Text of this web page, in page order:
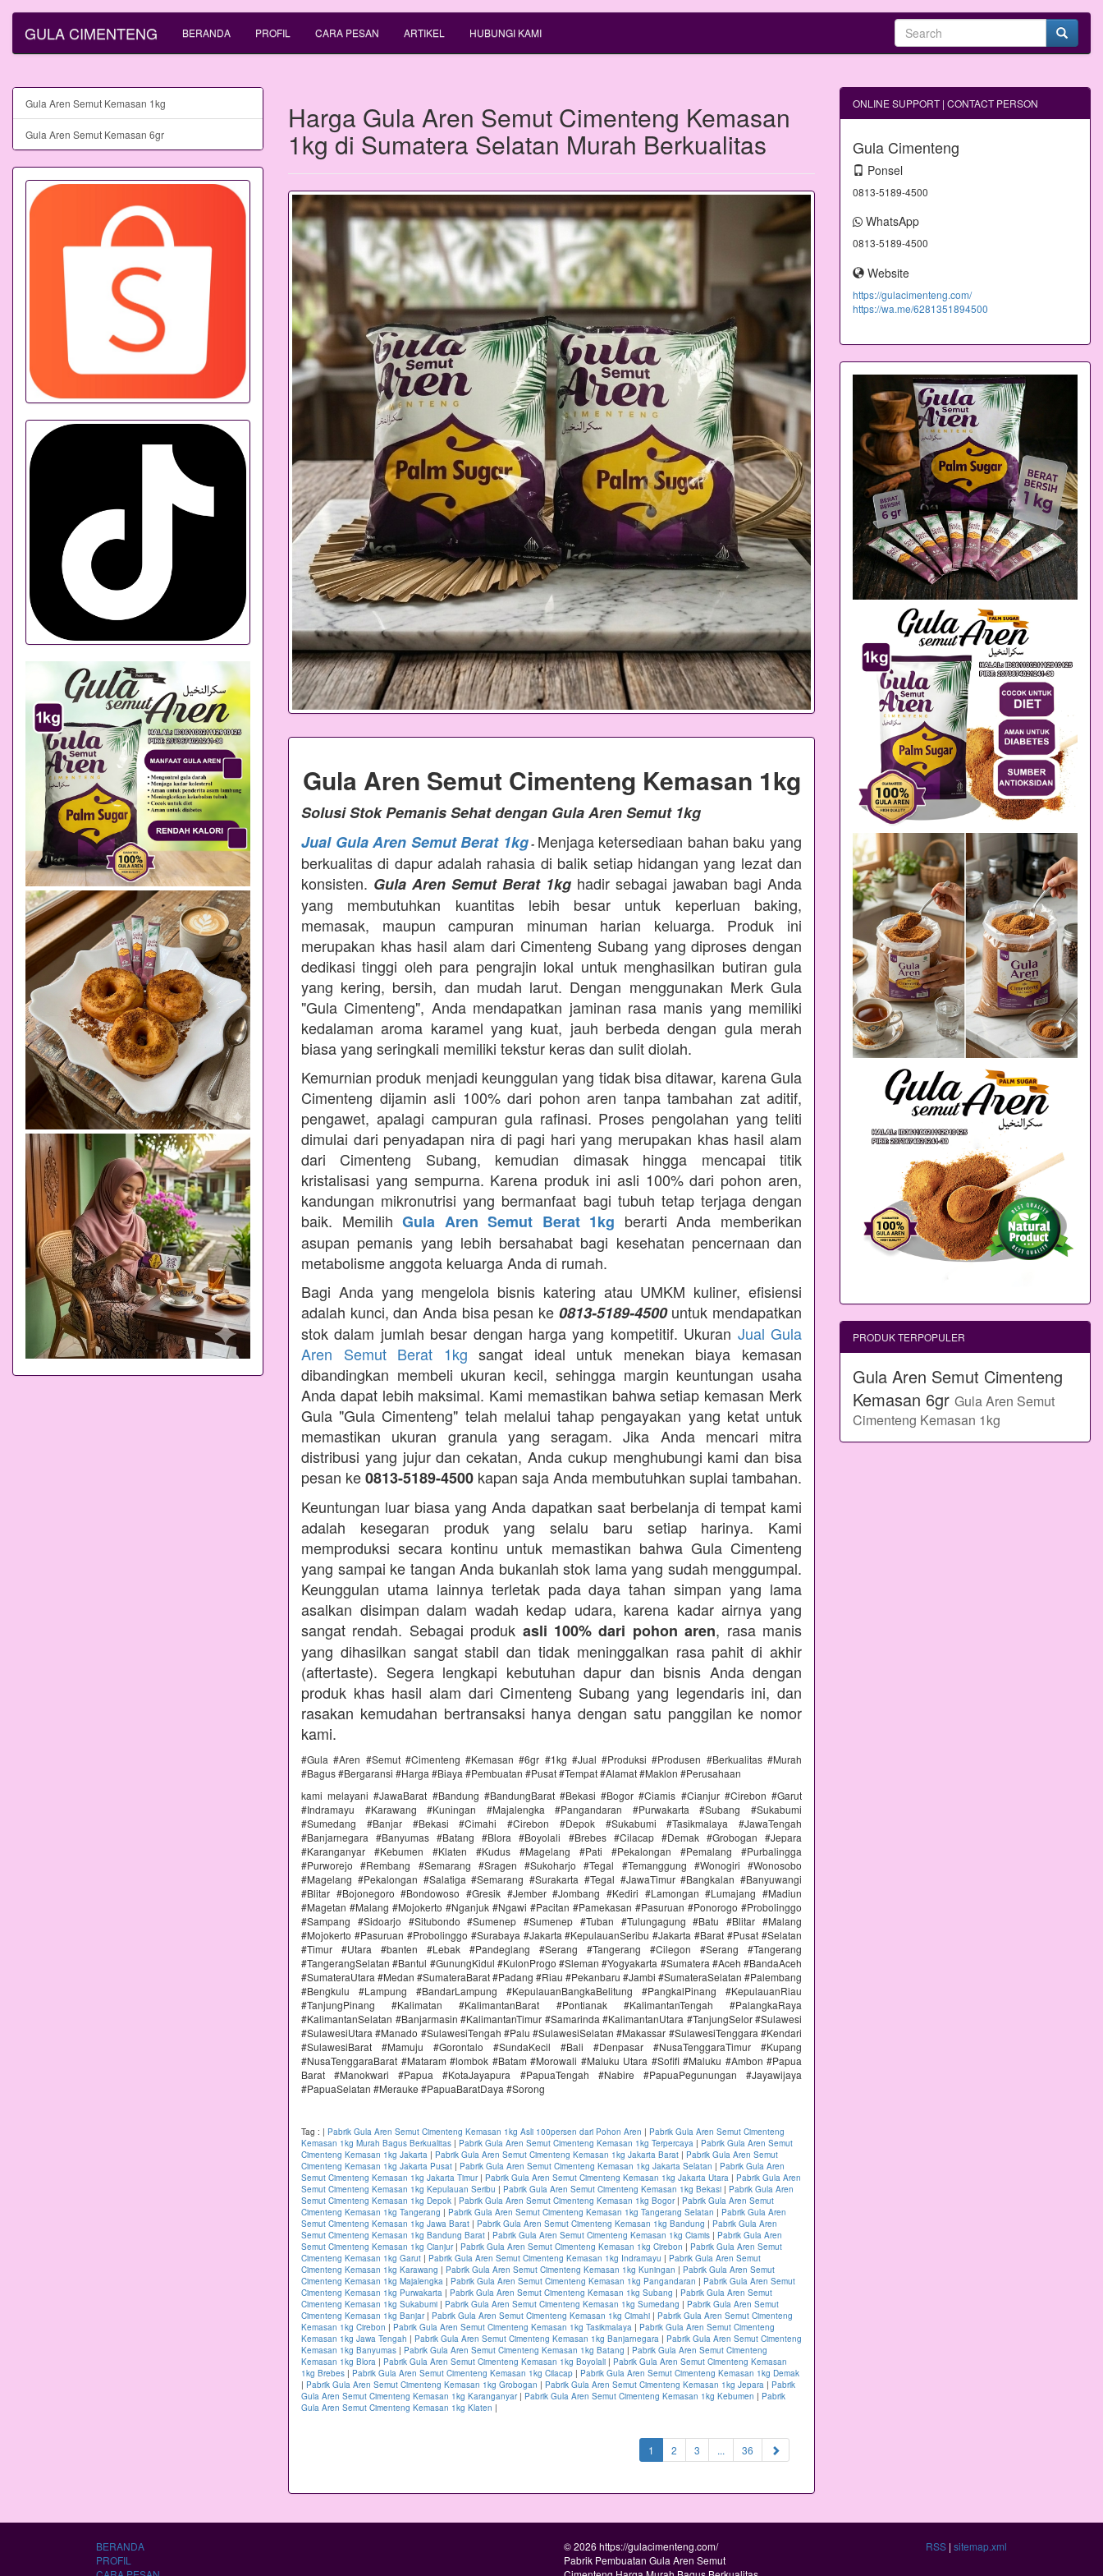
GULA CIMENTENG BERANDA PROFIL CARA PESAN ARTIKEL HUBUNGI KAMI
Harga Gula Aren Semut Cimenteng Kemasan
1kg di Sumatera Selatan Murah Berkualitas
Gula Aren Semut Cimenteng Kemasan 1kg
Solusi Stok Pemanis Sehat dengan Gula Aren Semut 1kg
Jual Gula Aren Semut Berat 1kg- Menjaga ketersediaan bahan baku yang
berkualitas di dapur adalah rahasia di balik setiap hidangan yang lezat dan
konsisten. Gula Aren Semut Berat 1kg hadir sebagai jawaban bagi Anda
yang membutuhkan kuantitas lebih besar untuk keperluan baking,
memasak, maupun campuran minuman harian keluarga. Produk ini
merupakan khas hasil alam dari Cimenteng Subang yang diproses dengan
dedikasi tinggi oleh para pengrajin lokal untuk menghasilkan butiran gula
yang kering, bersih, dan mudah larut. Dengan menggunakan Merk Gula
"Gula Cimenteng", Anda mendapatkan jaminan rasa manis yang memiliki
kedalaman aroma karamel yang kuat, jauh berbeda dengan gula merah
biasa yang seringkali memiliki tekstur keras dan sulit diolah.
Kemurnian produk menjadi keunggulan yang tidak bisa ditawar, karena Gula
Cimenteng dijamin asli 100% dari pohon aren tanpa tambahan zat aditif,
pengawet, apalagi campuran gula rafinasi. Proses pengolahan yang teliti
dimulai dari penyadapan nira di pagi hari yang merupakan khas hasil alam
dari Cimenteng Subang, kemudian dimasak hingga mencapai titik
kristalisasi yang sempurna. Karena produk ini asli 100% dari pohon aren,
kandungan mikronutrisi yang bermanfaat bagi tubuh tetap terjaga dengan
baik. MemilihGula Aren Semut Berat 1kg berarti Anda memberikan
asupan pemanis yang lebih bersahabat bagi kesehatan pencernaan dan
metabolisme anggota keluarga Anda di rumah.
Bagi Anda yang mengelola bisnis katering atau UMKM kuliner, efisiensi
adalah kunci, dan Anda bisa pesan ke 0813-5189-4500untuk mendapatkan
stok dalam jumlah besar dengan harga yang kompetitif. Ukuran Jual Gula
Aren Semut Berat 1kg sangat ideal untuk menekan biaya kemasan
dibandingkan membeli ukuran kecil, sehingga margin keuntungan usaha
Anda dapat lebih maksimal. Kami memastikan bahwa setiap kemasan Merk
Gula "Gula Cimenteng" telah melalui tahap pengayakan yang ketat untuk
memastikan ukuran granula yang seragam. Jika Anda mencari mitra
distribusi yang jujur dan cekatan, Anda cukup menghubungi kami dan bisa
pesan ke0813-5189-4500 kapan saja Anda membutuhkan suplai tambahan.
Keuntungan luar biasa yang Anda dapatkan saat berbelanja di tempat kami
adalah kesegaran produk yang selalu baru setiap harinya. Kami
memproduksi secara kontinu untuk memastikan bahwa Gula Cimenteng
yang sampai ke tangan Anda bukanlah stok lama yang sudah menggumpal.
Keunggulan utama lainnya terletak pada daya tahan simpan yang lama
asalkan disimpan dalam wadah kedap udara, karena kadar airnya yang
sangat rendah. Sebagai produk asli 100% dari pohon aren, rasa manis
yang dihasilkan sangat stabil dan tidak meninggalkan rasa pahit di akhir
(aftertaste). Segera lengkapi kebutuhan dapur dan bisnis Anda dengan
produk khas hasil alam dari Cimenteng Subang yang legendaris ini, dan
rasakan kemudahan bertransaksi hanya dengan satu panggilan ke nomor
kami.
#Gula #Aren #Semut #Cimenteng #Kemasan #6gr #1kg #Jual #Produksi #Produsen #Berkualitas #Murah
#Bagus #Bergaransi #Harga #Biaya #Pembuatan #Pusat #Tempat #Alamat #Maklon #Perusahaan
kami melayani #JawaBarat #Bandung #BandungBarat #Bekasi #Bogor #Ciamis #Cianjur #Cirebon #Garut
#Indramayu #Karawang #Kuningan #Majalengka #Pangandaran #Purwakarta #Subang #Sukabumi
#Sumedang #Banjar #Bekasi #Cimahi #Cirebon #Depok #Sukabumi #Tasikmalaya #JawaTengah
#Banjarnegara #Banyumas #Batang #Blora #Boyolali #Brebes #Cilacap #Demak #Grobogan #Jepara
#Karanganyar #Kebumen #Klaten #Kudus #Magelang #Pati #Pekalongan #Pemalang #Purbalingga
#Purworejo #Rembang #Semarang #Sragen #Sukoharjo #Tegal #Temanggung #Wonogiri #Wonosobo
#Magelang #Pekalongan #Salatiga #Semarang #Surakarta #Tegal #JawaTimur #Bangkalan #Banyuwangi
#Blitar #Bojonegoro #Bondowoso #Gresik #Jember #Jombang #Kediri #Lamongan #Lumajang #Madiun
#Magetan #Malang #Mojokerto #Nganjuk #Ngawi #Pacitan #Pamekasan #Pasuruan #Ponorogo #Probolinggo
#Sampang #Sidoarjo #Situbondo #Sumenep #Sumenep #Tuban #Tulungagung #Batu #Blitar #Malang
#Mojokerto #Pasuruan #Probolinggo #Surabaya #Jakarta #KepulauanSeribu #Jakarta #Barat #Pusat #Selatan
#Timur #Utara #banten #Lebak #Pandeglang #Serang #Tangerang #Cilegon #Serang #Tangerang
#TangerangSelatan #Bantul #GunungKidul #KulonProgo #Sleman #Yogyakarta #Sumatera #Aceh #BandaAceh
#SumateraUtara #Medan #SumateraBarat #Padang #Riau #Pekanbaru #Jambi #SumateraSelatan #Palembang
#Bengkulu #Lampung #BandarLampung #KepulauanBangkaBelitung #PangkalPinang #KepulauanRiau
#TanjungPinang #Kalimatan #KalimantanBarat #Pontianak #KalimantanTengah #PalangkaRaya
#KalimantanSelatan #Banjarmasin #KalimantanTimur #Samarinda #KalimantanUtara #TanjungSelor #Sulawesi
#SulawesiUtara #Manado #SulawesiTengah #Palu #SulawesiSelatan #Makassar #SulawesiTenggara #Kendari
#SulawesiBarat #Mamuju #Gorontalo #SundaKecil #Bali #Denpasar #NusaTenggaraTimur #Kupang
#NusaTenggaraBarat #Mataram #lombok #Batam #Morowali #Maluku Utara #Sofifi #Maluku #Ambon #Papua
Barat #Manokwari #Papua #KotaJayapura #PapuaTengah #Nabire #PapuaPegunungan #Jayawijaya
#PapuaSelatan #Merauke #PapuaBaratDaya #Sorong
Tag : | Pabrik Gula Aren Semut Cimenteng Kemasan 1kg Asli 100persen dari Pohon Aren | Pabrik Gula Aren Semut Cimenteng
Kemasan 1kg Murah Bagus Berkualitas | Pabrik Gula Aren Semut Cimenteng Kemasan 1kg Terpercaya | Pabrik Gula Aren Semut
Cimenteng Kemasan 1kg Jakarta | Pabrik Gula Aren Semut Cimenteng Kemasan 1kg Jakarta Barat | Pabrik Gula Aren Semut
Cimenteng Kemasan 1kg Jakarta Pusat | Pabrik Gula Aren Semut Cimenteng Kemasan 1kg Jakarta Selatan | Pabrik Gula Aren
Semut Cimenteng Kemasan 1kg Jakarta Timur| Pabrik Gula Aren Semut Cimenteng Kemasan 1kg Jakarta Utara | Pabrik Gula Aren
Semut Cimenteng Kemasan 1kg Kepulauan Seribu | Pabrik Gula Aren Semut Cimenteng Kemasan 1kg Bekasi | Pabrik Gula Aren
Semut Cimenteng Kemasan 1kg Depok | Pabrik Gula Aren Semut Cimenteng Kemasan 1kg Bogor| Pabrik Gula Aren Semut
Cimenteng Kemasan 1kg Tangerang | Pabrik Gula Aren Semut Cimenteng Kemasan 1kg Tangerang Selatan | Pabrik Gula Aren
Semut Cimenteng Kemasan 1kg Jawa Barat | Pabrik Gula Aren Semut Cimenteng Kemasan 1kg Bandung | Pabrik Gula Aren
Semut Cimenteng Kemasan 1kg Bandung Barat | Pabrik Gula Aren Semut Cimenteng Kemasan 1kg Ciamis | Pabrik Gula Aren
Semut Cimenteng Kemasan 1kg Cianjur| Pabrik Gula Aren Semut Cimenteng Kemasan 1kg Cirebon | Pabrik Gula Aren Semut
Cimenteng Kemasan 1kg Garut | Pabrik Gula Aren Semut Cimenteng Kemasan 1kg Indramayu | Pabrik Gula Aren Semut
Cimenteng Kemasan 1kg Karawang | Pabrik Gula Aren Semut Cimenteng Kemasan 1kg Kuningan | Pabrik Gula Aren Semut
Cimenteng Kemasan 1kg Majalengka | Pabrik Gula Aren Semut Cimenteng Kemasan 1kg Pangandaran | Pabrik Gula Aren Semut
Cimenteng Kemasan 1kg Purwakarta | Pabrik Gula Aren Semut Cimenteng Kemasan 1kg Subang | Pabrik Gula Aren Semut
Cimenteng Kemasan 1kg Sukabumi | Pabrik Gula Aren Semut Cimenteng Kemasan 1kg Sumedang | Pabrik Gula Aren Semut
Cimenteng Kemasan 1kg Banjar| Pabrik Gula Aren Semut Cimenteng Kemasan 1kg Cimahi | Pabrik Gula Aren Semut Cimenteng
Kemasan 1kg Cirebon | Pabrik Gula Aren Semut Cimenteng Kemasan 1kg Tasikmalaya | Pabrik Gula Aren Semut Cimenteng
Kemasan 1kg Jawa Tengah | Pabrik Gula Aren Semut Cimenteng Kemasan 1kg Banjarnegara | Pabrik Gula Aren Semut Cimenteng
Kemasan 1kg Banyumas | Pabrik Gula Aren Semut Cimenteng Kemasan 1kg Batang | Pabrik Gula Aren Semut Cimenteng
Kemasan 1kg Blora | Pabrik Gula Aren Semut Cimenteng Kemasan 1kg Boyolali | Pabrik Gula Aren Semut Cimenteng Kemasan
1kg Brebes | Pabrik Gula Aren Semut Cimenteng Kemasan 1kg Cilacap | Pabrik Gula Aren Semut Cimenteng Kemasan 1kg Demak
| Pabrik Gula Aren Semut Cimenteng Kemasan 1kg Grobogan | Pabrik Gula Aren Semut Cimenteng Kemasan 1kg Jepara | Pabrik
Gula Aren Semut Cimenteng Kemasan 1kg Karanganyar| Pabrik Gula Aren Semut Cimenteng Kemasan 1kg Kebumen | Pabrik
Gula Aren Semut Cimenteng Kemasan 1kg Klaten |
1 (current)
2 3 ... 36
Gula Aren Semut Kemasan 1kg
Gula Aren Semut Kemasan 6gr
ONLINE SUPPORT | CONTACT PERSON
Gula Cimenteng
Ponsel
0813-5189-4500
WhatsApp
0813-5189-4500
Website
https://gulacimenteng.com/
https://wa.me/6281351894500
PRODUK TERPOPULER
Gula Aren Semut Cimenteng
Kemasan 6gr Gula Aren Semut
Cimenteng Kemasan 1kg
BERANDA
PROFIL
© 2026 https://gulacimenteng.com/
Pabrik Pembuatan Gula Aren Semut
RSS | sitemap.xml